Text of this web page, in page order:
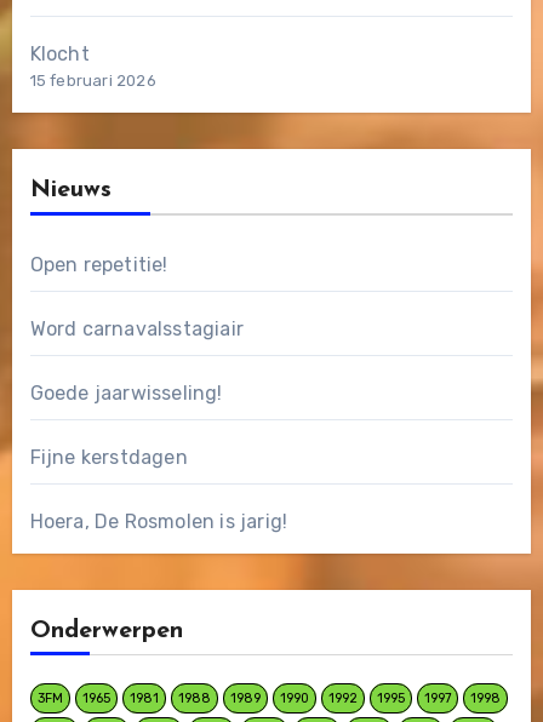
Klocht
15 februari 2026
Nieuws
Open repetitie!
Word carnavalsstagiair
Goede jaarwisseling!
Fijne kerstdagen
Hoera, De Rosmolen is jarig!
Onderwerpen
3FM 1965 1981 1988 1989 1990 1992 1995 1997 1998